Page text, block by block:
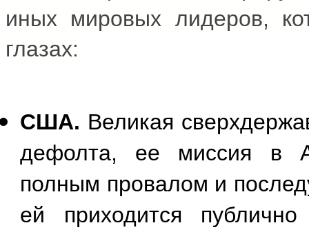
иных мировых лидеров,
глазах:
США. Великая
дефолта, ее миссия в
полным провалом и
ей приходится